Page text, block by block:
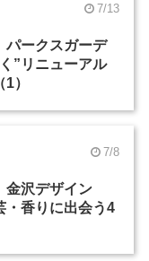
7/13
パークスガーデ
”リニューアル
）
7/8
金沢デザイン
・香りに出会う4